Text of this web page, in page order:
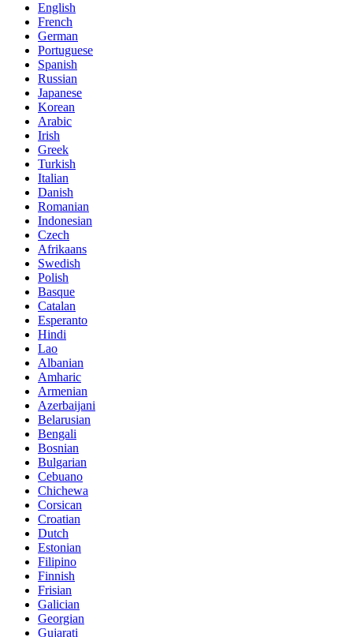
English
French
German
Portuguese
Spanish
Russian
Japanese
Korean
Arabic
Irish
Greek
Turkish
Italian
Danish
Romanian
Indonesian
Czech
Afrikaans
Swedish
Polish
Basque
Catalan
Esperanto
Hindi
Lao
Albanian
Amharic
Armenian
Azerbaijani
Belarusian
Bengali
Bosnian
Bulgarian
Cebuano
Chichewa
Corsican
Croatian
Dutch
Estonian
Filipino
Finnish
Frisian
Galician
Georgian
Gujarati